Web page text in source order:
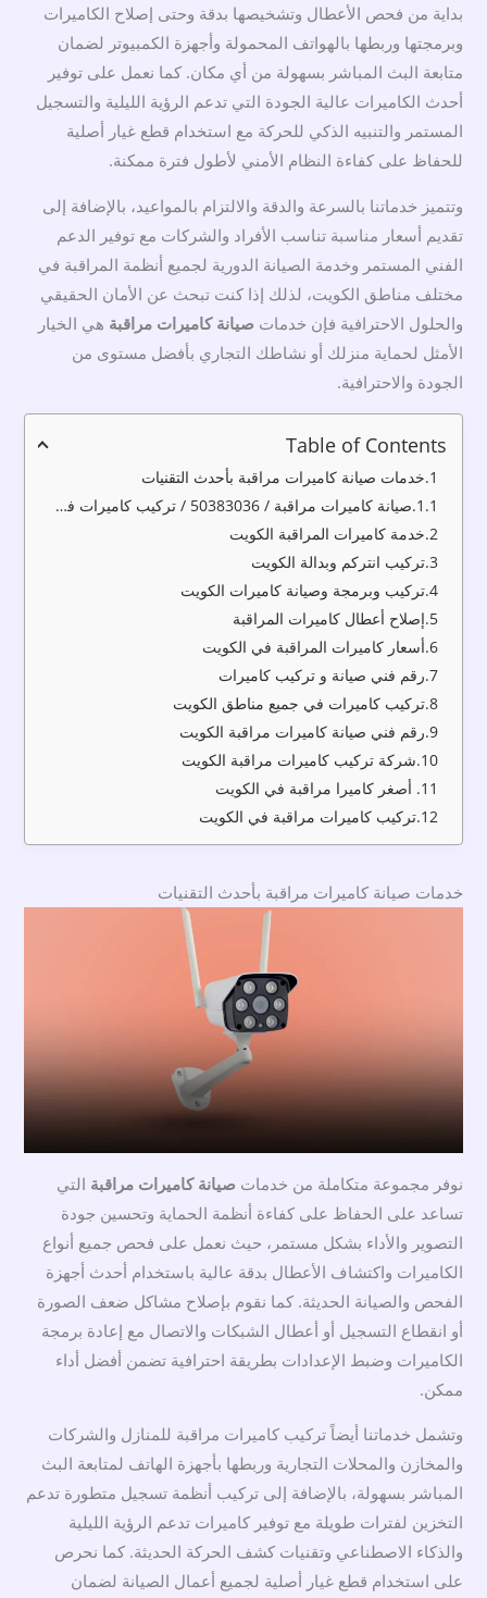
بداية من فحص الأعطال وتشخيصها بدقة وحتى إصلاح الكاميرات
وبرمجتها وربطها بالهواتف المحمولة وأجهزة الكمبيوتر لضمان
متابعة البث المباشر بسهولة من أي مكان. كما نعمل على توفير
أحدث الكاميرات عالية الجودة التي تدعم الرؤية الليلية والتسجيل
المستمر والتنبيه الذكي للحركة مع استخدام قطع غيار أصلية
للحفاظ على كفاءة النظام الأمني لأطول فترة ممكنة.
وتتميز خدماتنا بالسرعة والدقة والالتزام بالمواعيد، بالإضافة إلى
تقديم أسعار مناسبة تناسب الأفراد والشركات مع توفير الدعم
الفني المستمر وخدمة الصيانة الدورية لجميع أنظمة المراقبة في
مختلف مناطق الكويت، لذلك إذا كنت تبحث عن الأمان الحقيقي
والحلول الاحترافية فإن خدمات صيانة كاميرات مراقبة هي الخيار
الأمثل لحماية منزلك أو نشاطك التجاري بأفضل مستوى من
الجودة والاحترافية.
Table of Contents
خدمات صيانة كاميرات مراقبة بأحدث التقنيات
صيانة كاميرات مراقبة / 50383036 / تركيب كاميرات في الكويت / كاميرات مراقبة الكويت
خدمة كاميرات المراقبة الكويت
تركيب انتركم وبدالة الكويت
تركيب وبرمجة وصيانة كاميرات الكويت
إصلاح أعطال كاميرات المراقبة
أسعار كاميرات المراقبة في الكويت
رقم فني صيانة و تركيب كاميرات
تركيب كاميرات في جميع مناطق الكويت
رقم فني صيانة كاميرات مراقبة الكويت
شركة تركيب كاميرات مراقبة الكويت
أصغر كاميرا مراقبة في الكويت
تركيب كاميرات مراقبة في الكويت
خدمات صيانة كاميرات مراقبة بأحدث التقنيات
نوفر مجموعة متكاملة من خدمات صيانة كاميرات مراقبة التي
تساعد على الحفاظ على كفاءة أنظمة الحماية وتحسين جودة
التصوير والأداء بشكل مستمر، حيث نعمل على فحص جميع أنواع
الكاميرات واكتشاف الأعطال بدقة عالية باستخدام أحدث أجهزة
الفحص والصيانة الحديثة. كما نقوم بإصلاح مشاكل ضعف الصورة
أو انقطاع التسجيل أو أعطال الشبكات والاتصال مع إعادة برمجة
الكاميرات وضبط الإعدادات بطريقة احترافية تضمن أفضل أداء
ممكن.
وتشمل خدماتنا أيضاً تركيب كاميرات مراقبة للمنازل والشركات
والمخازن والمحلات التجارية وربطها بأجهزة الهاتف لمتابعة البث
المباشر بسهولة، بالإضافة إلى تركيب أنظمة تسجيل متطورة تدعم
التخزين لفترات طويلة مع توفير كاميرات تدعم الرؤية الليلية
والذكاء الاصطناعي وتقنيات كشف الحركة الحديثة. كما نحرص
على استخدام قطع غيار أصلية لجميع أعمال الصيانة لضمان